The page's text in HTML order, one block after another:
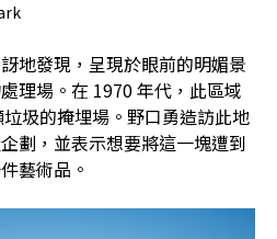
地發現，呈現於眼前的明媚景
理場。在 1970 年代，此區域
圾的掩埋場。野口勇造訪此地
劃，並表示想要將這一塊遭到
藝術品。